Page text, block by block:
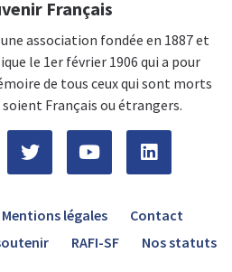
Français
association fondée en 1887 et
le 1er février 1906 qui a pour
de tous ceux qui sont morts
soient Français ou étrangers.
Mentions légales
Contact
RAFI-SF Nos statuts